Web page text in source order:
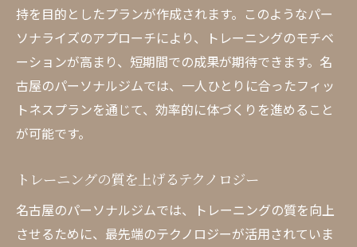
持を目的としたプランが作成されます。このようなパー
ソナライズのアプローチにより、トレーニングのモチベ
ーションが高まり、短期間での成果が期待できます。名
古屋のパーソナルジムでは、一人ひとりに合ったフィッ
トネスプランを通じて、効率的に体づくりを進めること
が可能です。
トレーニングの質を上げるテクノロジー
名古屋のパーソナルジムでは、トレーニングの質を向上
させるために、最先端のテクノロジーが活用されていま